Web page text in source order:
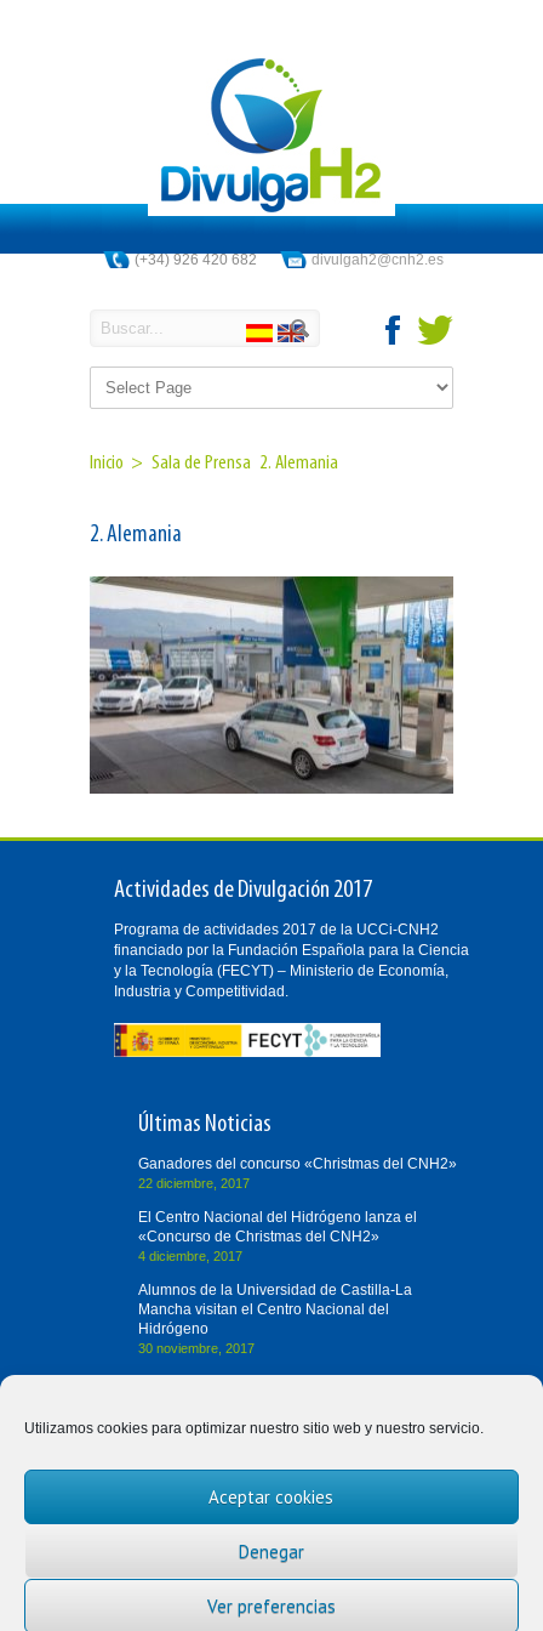
Utilizamos cookies para optimizar nuestro sitio web y nuestro servicio.
Aceptar cookies
Denegar
Ver preferencias
(+34) 926 420 682 divulgah2@cnh2.es
Inicio > Sala de Prensa 2. Alemania
2. Alemania
Actividades de Divulgación 2017
Programa de actividades 2017 de la UCCi-CNH2
financiado por la Fundación Española para la Ciencia
y la Tecnología (FECYT) – Ministerio de Economía,
Industria y Competitividad.
Últimas Noticias
Ganadores del concurso «Christmas del CNH2»
22 diciembre, 2017
El Centro Nacional del Hidrógeno lanza el
«Concurso de Christmas del CNH2»
4 diciembre, 2017
Alumnos de la Universidad de Castilla-La
Mancha visitan el Centro Nacional del
Hidrógeno
30 noviembre, 2017
Contacta con Nosotros
(+34) 926 420 682
divulgah2@cnh2.es
13500 Puertollano (Ciudad Real)